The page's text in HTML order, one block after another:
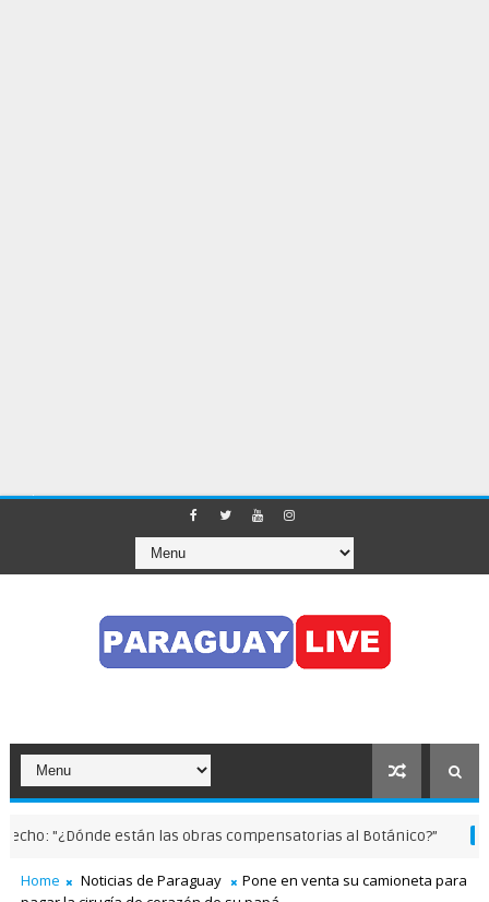
"¿Dónde están las obras compensatorias al Botánico?”
Home Noticias de Paraguay
Pone en venta su camioneta para